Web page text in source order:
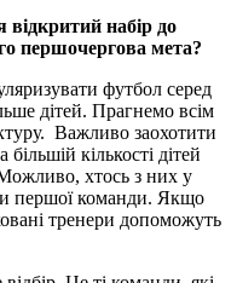
набір до
першочергова мета?
футбол серед
дітей. Прагнемо всім
Важливо заохотити
кількості дітей
хтось з них у
першої команди. Якщо
тренери допоможуть